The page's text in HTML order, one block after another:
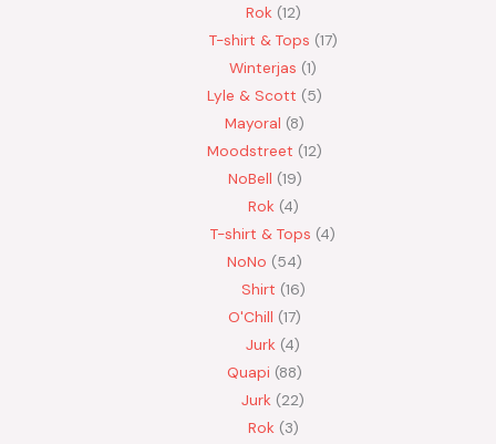
Rok 12
T-shirt & Tops 17
Winterjas 1
Lyle & Scott
5
Mayoral 8
Moodstreet 12
NoBell 19
Rok 4
T-shirt & Tops 4
NoNo
54
Shirt 16
O'Chill 17
Jurk 4
Quapi 88
Jurk 22
Rok 3